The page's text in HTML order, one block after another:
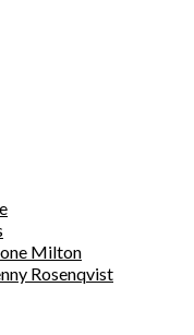
Milton
Rosenqvist